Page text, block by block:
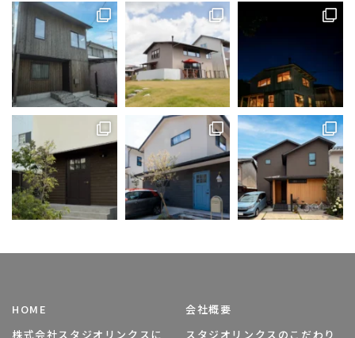
HOME
株式会社スタジオリンクスに
会社概要
スタジオリンクスのこだわり